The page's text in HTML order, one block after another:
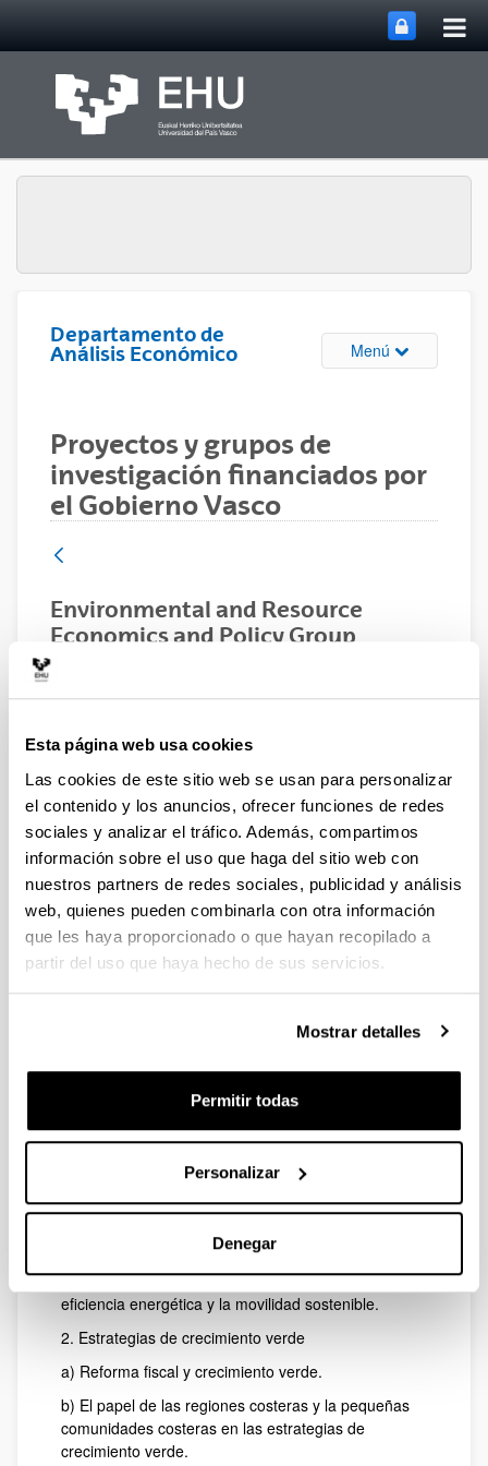
Esta página web usa cookies
Las cookies de este sitio web se usan para personalizar
el contenido y los anuncios, ofrecer funciones de redes
sociales y analizar el tráfico. Además, compartimos
información sobre el uso que haga del sitio web con
nuestros partners de redes sociales, publicidad y análisis
web, quienes pueden combinarla con otra información
que les haya proporcionado o que hayan recopilado a
partir del uso que haya hecho de sus servicios.
Mostrar detalles
Permitir todas
Personalizar
Denegar
Departamento de
Análisis Económico
Menú Abrir/cerrar
Proyectos y grupos de
investigación financiados por
el Gobierno Vasco
Environmental and Resource
Economics and Policy Group
(GIROAZ)
Personal investigador:
(UPV/EHU): Alberto Ansuategi, Mª Luz Campo José
Goicoechea, Elisa Sainz de Murieta Equipo de
colaboradores: Luis Mª Abadie (BC3), Iñaki Arto
(BC3), Ibon Galarraga (BC3), Mikel González-Eguino
(BC3), Arantza Murillas (Azti-Tecnalia), Raúl Prellezo
(Azti-Tecnalia)
Año:
Entidad financiadora:
Gobierno Vasco (IT1777-22)
Importe total:
Líneas de investigación:
1. Retos y oportunidades de la transición hacia una
economía baja en carbono.
a) Efectos distributivos de la transición hacia una
transición hacia una economía baja en carbono.
c) Diseño de políticas efectivas para promocionar la
eficiencia energética y la movilidad sostenible.
2. Estrategias de crecimiento verde
a) Reforma fiscal y crecimiento verde.
b) El papel de las regiones costeras y la pequeñas
comunidades costeras en las estrategias de
crecimiento verde.